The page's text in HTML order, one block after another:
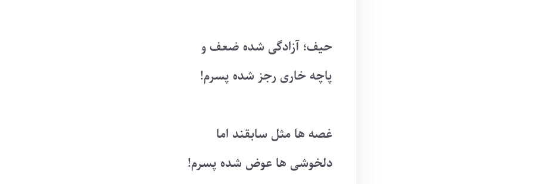
حیف؛ آزادگی شده ضعف و
پاچه خاری رجز شده پسرم!
غصه ها مثل سابقند اما
دلخوشی ها عوض شده پسرم!